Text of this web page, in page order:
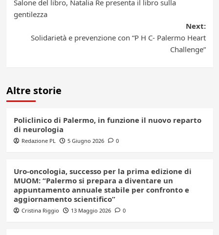
navigation
Salone del libro, Natalia Re presenta il libro sulla
gentilezza
Next:
Solidarietà e prevenzione con “P H C- Palermo Heart
Challenge”
Altre storie
Policlinico di Palermo, in funzione il nuovo reparto
di neurologia
Redazione PL 5 Giugno 2026 0
Uro-oncologia, successo per la prima edizione di
MUOM: “Palermo si prepara a diventare un
appuntamento annuale stabile per confronto e
aggiornamento scientifico”
Cristina Riggio 13 Maggio 2026 0